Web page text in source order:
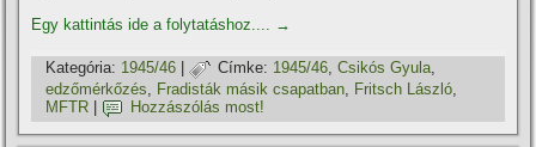
Egy kattintás ide a folytatáshoz.... →
Kategória: 1945/46 | Címke: 1945/46,Csikós Gyula,
edzőmérkőzés
Fradisták másik csapatban Fritsch László
MFTR
Hozzászólás most!